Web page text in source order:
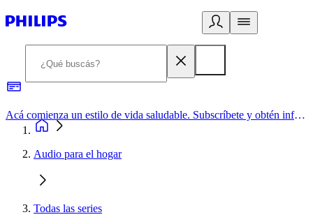
Acá comienza un estilo de vida saludable. Subscríbete y obtén información de primera mano
Audio para el hogar
Todas las series